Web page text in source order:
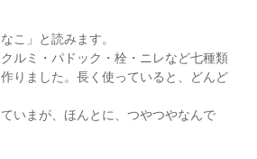
こ」と読みます。
ルミ・パドック・栓・ニレなど七種類
りました。長く使っていると、どんど
いまが、ほんとに、つやつやなんで